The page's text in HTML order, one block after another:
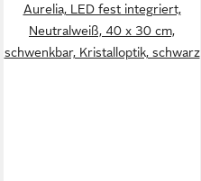
Aurelia, LED fest integriert,
Neutralweiß, 40 x 30 cm,
schwenkbar, Kristalloptik, schwarz